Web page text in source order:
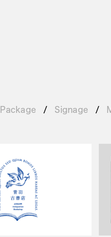
Package Signage